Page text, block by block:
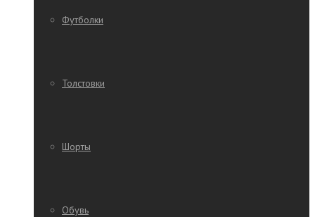
Футболки
Толстовки
Шорты
Обувь